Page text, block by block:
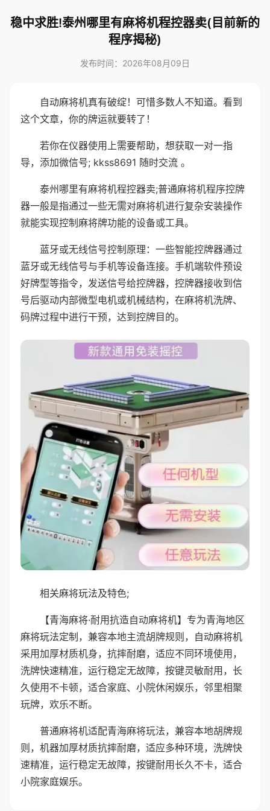
稳中求胜!泰州哪里有麻将机程控器卖(目前新的
程序揭秘)
发布时间：2026年08月09日
自动麻将机真有破绽！可惜多数人不知道。看到
这个文章，你的牌运就要转了！
若你在仪器使用上需要帮助，想获取一对一指
导，添加微信号; kkss8691 随时交流 。
泰州哪里有麻将机程控器卖;普通麻将机程序控牌
器一般是指通过一些无需对麻将机进行复杂安装操作
就能实现控制麻将牌功能的设备或工具。
蓝牙或无线信号控制原理：一些智能控牌器通过
蓝牙或无线信号与手机等设备连接。手机端软件预设
好牌型等指令，发送信号给控牌器，控牌器接收到信
号后驱动内部微型电机或机械结构，在麻将机洗牌、
码牌过程中进行干预，达到控牌目的。
相关麻将玩法及特色;
【青海麻将·耐用抗造自动麻将机】专为青海地区
麻将玩法定制，兼容本地主流胡牌规则，自动麻将机
采用加厚材质机身，抗摔耐磨，适应不同环境使用，
洗牌快速精准，运行稳定无故障，按键灵敏耐用，长
久使用不卡顿，适合家庭、小院休闲娱乐，邻里相聚
玩牌，欢乐不断。
普通麻将机适配青海麻将玩法，兼容本地胡牌规
则，机器加厚材质抗摔耐磨，适应多种环境，洗牌快
速精准，运行稳定无故障，按键耐用长久不卡，适合
小院家庭娱乐。